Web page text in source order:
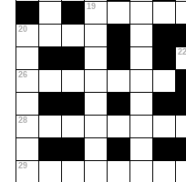
19
20
22
26
28
29